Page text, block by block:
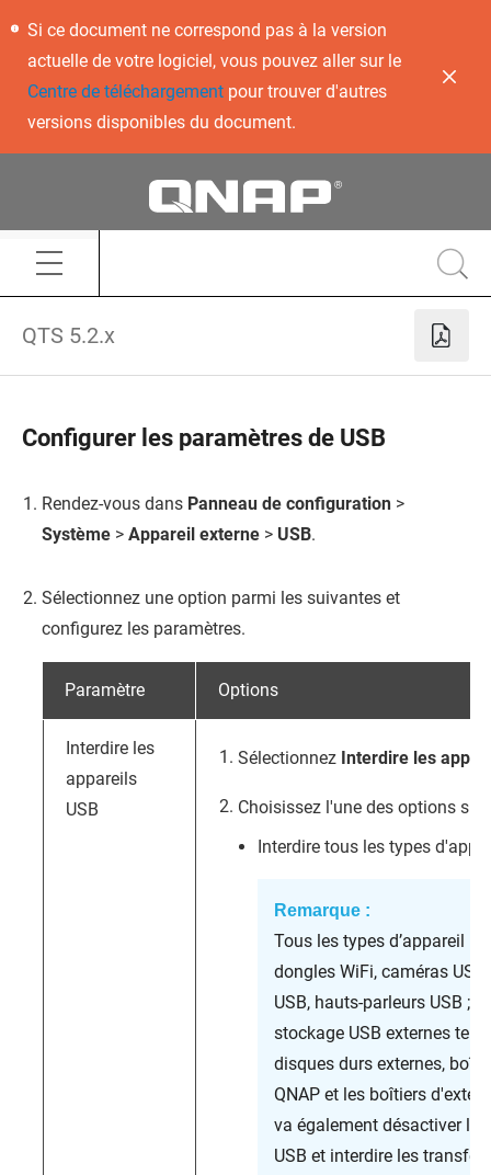
Si ce document ne correspond pas à la version
actuelle de votre logiciel, vous pouvez aller sur le
Centre de téléchargementpour trouver d'autres
versions disponibles du document.
QTS 5.2.x
Configurer les paramètres de USB
Rendez-vous dans Panneau de configuration >
Système > Appareil externe > USB.
Sélectionnez une option parmi les suivantes et
configurez les paramètres.
Paramètre Options
Interdire les
appareils
USB
Sélectionnez Interdire les
Choisissez l'une des options
Interdire tous les types
Remarque :
Tous les types d’appareil
dongles WiFi, caméras
USB, hauts-parleurs USB ;
stockage USB externes tels
disques durs externes,
QNAP et les boîtiers
va également désactiver la
USB et interdire les